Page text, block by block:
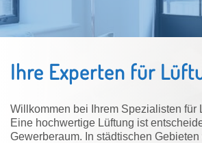
Ihre Experten für
Willkommen bei Ihrem Spezialisten für
Eine hochwertige Lüftung ist
Gewerberaum. In städtischen